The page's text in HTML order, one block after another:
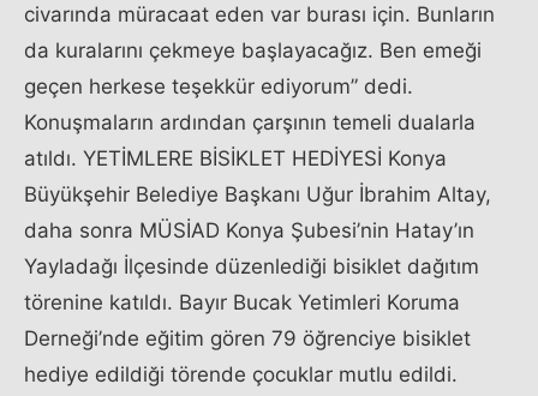
civarında müracaat eden var burası için. Bunların
da kuralarını çekmeye başlayacağız. Ben emeği
geçen herkese teşekkür ediyorum” dedi.
Konuşmaların ardından çarşının temeli dualarla
atıldı. YETİMLERE BİSİKLET HEDİYESİ Konya
Büyükşehir Belediye Başkanı Uğur İbrahim Altay,
daha sonra MÜSİAD Konya Şubesi’nin Hatay’ın
Yayladağı İlçesinde düzenlediği bisiklet dağıtım
törenine katıldı. Bayır Bucak Yetimleri Koruma
Derneği’nde eğitim gören 79 öğrenciye bisiklet
hediye edildiği törende çocuklar mutlu edildi.